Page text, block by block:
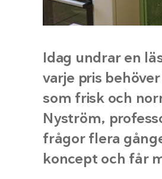
Idag undrar en
varje pris
som frisk och
Nyström,
frågor flera
koncept och får